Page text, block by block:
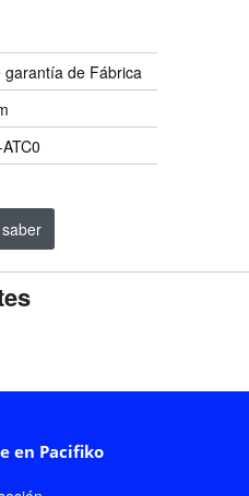
garantía de Fábrica
en Pacifiko